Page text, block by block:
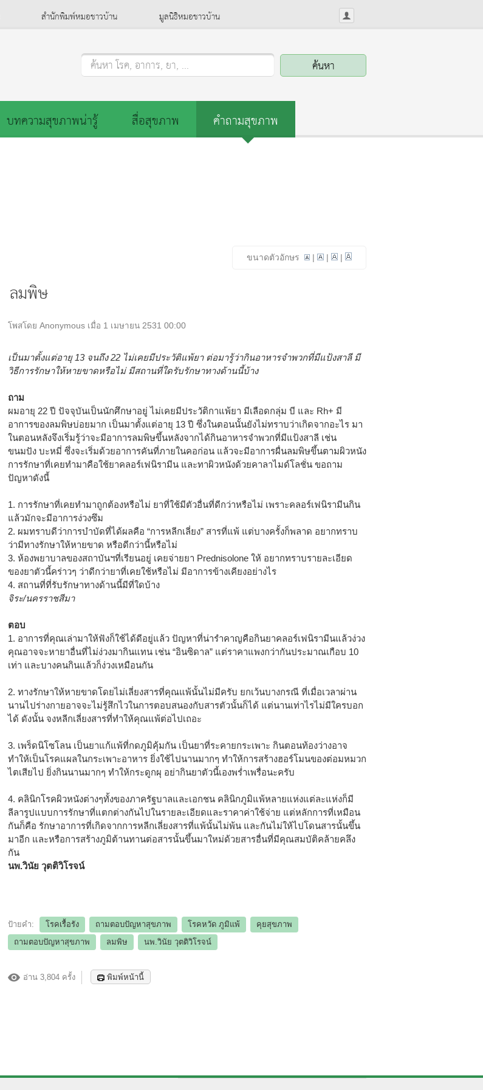
สำนักพิมพ์หมอชาวบ้าน มูลนิธิหมอชาวบ้าน
ค้นหา โรค, อาการ, ยา, ...
บทความสุขภาพน่ารู้ สื่อสุขภาพ
คำถามสุขภาพ
ขนาดตัวอักษร | | |
ลมพิษ
โพสโดย Anonymous เมื่อ 1 เมษายน 2531 00:00
เป็นมาตั้งแต่อายุ 13 จนถึง 22 ไม่เคยมีประวัติแพ้ยา ต่อมารู้ว่ากินอาหารจำพวกที่มีแป้งสาลี มี
วิธีการรักษาให้หายขาดหรือไม่ มีสถานที่ใดรับรักษาทางด้านนี้บ้าง
ถาม
ผมอายุ 22 ปี ปัจจุบันเป็นนักศึกษาอยู่ ไม่เคยมีประวัติกาแพ้ยา มีเลือดกลุ่ม บี และ Rh+ มี
อาการของลมพิษบ่อยมาก เป็นมาตั้งแต่อายุ 13 ปี ซึ่งในตอนนั้นยังไม่ทราบว่าเกิดจากอะไร มา
ในตอนหลังจึงเริ่มรู้ว่าจะมีอาการลมพิษขึ้นหลังจากได้กินอาหารจำพวกที่มีแป้งสาลี เช่น
ขนมปัง บะหมี่ ซึ่งจะเริ่มด้วยอาการคันที่ภายในคอก่อน แล้วจะมีอาการผื่นลมพิษขึ้นตามผิวหนัง
การรักษาที่เคยทำมาคือใช้ยาคลอร์เฟนิรามีน และทาผิวหนังด้วยคาลาไมด์โลชั่น ขอถาม
ปัญหาดังนี้
1. การรักษาที่เคยทำมาถูกต้องหรือไม่ ยาที่ใช้มีตัวอื่นที่ดีกว่าหรือไม่ เพราะคลอร์เฟนิรามีนกิน
แล้วมักจะมีอาการง่วงซึม
2. ผมทราบดีว่าการบำบัดที่ได้ผลคือ “การหลีกเลี่ยง” สารที่แพ้ แต่บางครั้งก็พลาด อยากทราบ
ว่ามีทางรักษาให้หายขาด หรือดีกว่านี้หรือไม่
3. ห้องพยาบาลของสถาบันฯที่เรียนอยู่ เคยจ่ายยา Prednisolone ให้ อยากทราบรายละเอียด
ของยาตัวนี้คร่าวๆ ว่าดีกว่ายาที่เคยใช้หรือไม่ มีอาการข้างเคียงอย่างไร
4. สถานที่ที่รับรักษาทางด้านนี้มีที่ใดบ้าง
จิระ/นครราชสีมา
ตอบ
1. อาการที่คุณเล่ามาให้ฟังก็ใช้ได้ดีอยู่แล้ว ปัญหาที่น่ารำคาญคือกินยาคลอร์เฟนิรามีนแล้วง่วง
คุณอาจจะหายาอื่นที่ไม่ง่วงมากินแทน เช่น “อินซิดาล” แต่ราคาแพงกว่ากันประมาณเกือบ 10
เท่า และบางคนกินแล้วก็ง่วงเหมือนกัน
2. ทางรักษาให้หายขาดโดยไม่เลี่ยงสารที่คุณแพ้นั้นไม่มีครับ ยกเว้นบางกรณี ที่เมื่อเวลาผ่าน
นานไปร่างกายอาจจะไม่รู้สึกไวในการตอบสนองกับสารตัวนั้นก็ได้ แต่นานเท่าไรไม่มีใครบอก
ได้ ดังนั้น จงหลีกเลี่ยงสารที่ทำให้คุณแพ้ต่อไปเถอะ
3. เพร็ดนิโซโลน เป็นยาแก้แพ้ที่กดภูมิคุ้มกัน เป็นยาที่ระคายกระเพาะ กินตอนท้องว่างอาจ
ทำให้เป็นโรคแผลในกระเพาะอาหาร ยิ่งใช้ไปนานมากๆ ทำให้การสร้างฮอร์โมนของต่อมหมวก
ไตเสียไป ยิ่งกินนานมากๆ ทำให้กระดูกผุ อย่ากินยาตัวนี้เองพร่ำเพรื่อนะครับ
4. คลินิกโรคผิวหนังต่างๆทั้งของภาครัฐบาลและเอกชน คลินิกภูมิแพ้หลายแห่งแต่ละแห่งก็มี
ลีลารูปแบบการรักษาที่แตกต่างกันไปในรายละเอียดและราคาค่าใช้จ่าย แต่หลักการที่เหมือน
กันก็คือ รักษาอาการที่เกิดจากการหลีกเลี่ยงสารที่แพ้นั้นไม่พ้น และกันไม่ให้ไปโดนสารนั้นขึ้น
มาอีก และหรือการสร้างภูมิต้านทานต่อสารนั้นขึ้นมาใหม่ด้วยสารอื่นที่มีคุณสมบัติคล้ายคลึง
กัน
นพ.วินัย วุตติวิโรจน์
ป้ายคำ: โรคเรื้อรัง ถามตอบปัญหาสุขภาพ โรคหวัด ภูมิแพ้
คุยสุขภาพ
ถามตอบปัญหาสุขภาพ
ลมพิษ นพ.วินัย วุตติวิโรจน์
อ่าน 3,804 ครั้ง พิมพ์หน้านี้